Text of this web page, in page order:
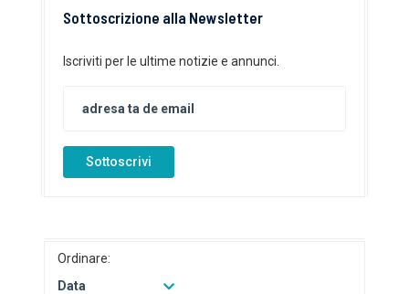
Sottoscrizione alla Newsletter
Iscriviti per le ultime notizie e annunci.
Sottoscrivi
Ordinare:
Data